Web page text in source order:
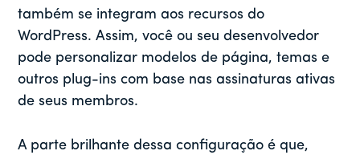
também se integram aos recursos do
WordPress. Assim, você ou seu desenvolvedor
pode personalizar modelos de página, temas e
outros plug-ins com base nas assinaturas ativas
de seus membros.
A parte brilhante dessa configuração é que,